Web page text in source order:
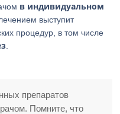
в индивидуальном
выступит
процедур, в том числе
препаратов
Помните, что